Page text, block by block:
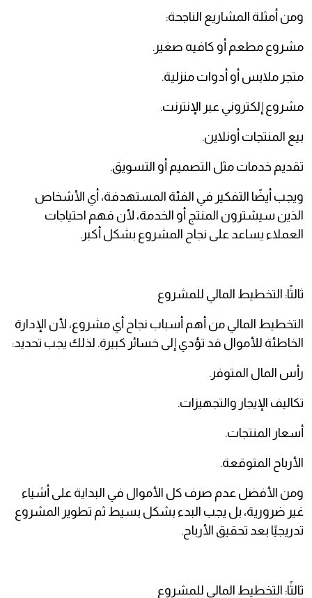
ومن أمثلة المشاريع الناجحة:
مشروع مطعم أو كافيه صغير.
متجر ملابس أو أدوات منزلية.
مشروع إلكتروني عبر الإنترنت.
بيع المنتجات أونلاين.
تقديم خدمات مثل التصميم أو التسويق.
ويجب أيضًا التفكير في الفئة المستهدفة، أي الأشخاص
الذين سيشترون المنتج أو الخدمة، لأن فهم احتياجات
العملاء يساعد على نجاح المشروع بشكل أكبر.
ثالثًا: التخطيط المالي للمشروع
التخطيط المالي من أهم أسباب نجاح أي مشروع، لأن الإدارة
الخاطئة للأموال قد تؤدي إلى خسائر كبيرة. لذلك يجب تحديد:
رأس المال المتوفر.
تكاليف الإيجار والتجهيزات.
أسعار المنتجات.
الأرباح المتوقعة.
ومن الأفضل عدم صرف كل الأموال في البداية على أشياء
غير ضرورية، بل يجب البدء بشكل بسيط ثم تطوير المشروع
تدريجيًا بعد تحقيق الأرباح.
ثالثًا: التخطيط المالي للمشروع